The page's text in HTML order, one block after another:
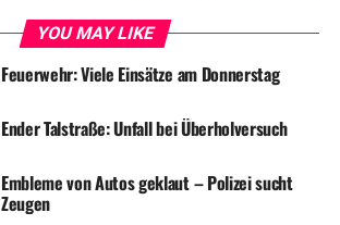
YOU MAY LIKE
Feuerwehr: Viele Einsätze am Donnerstag
Ender Talstraße: Unfall bei Überholversuch
Embleme von Autos geklaut – Polizei sucht
Zeugen